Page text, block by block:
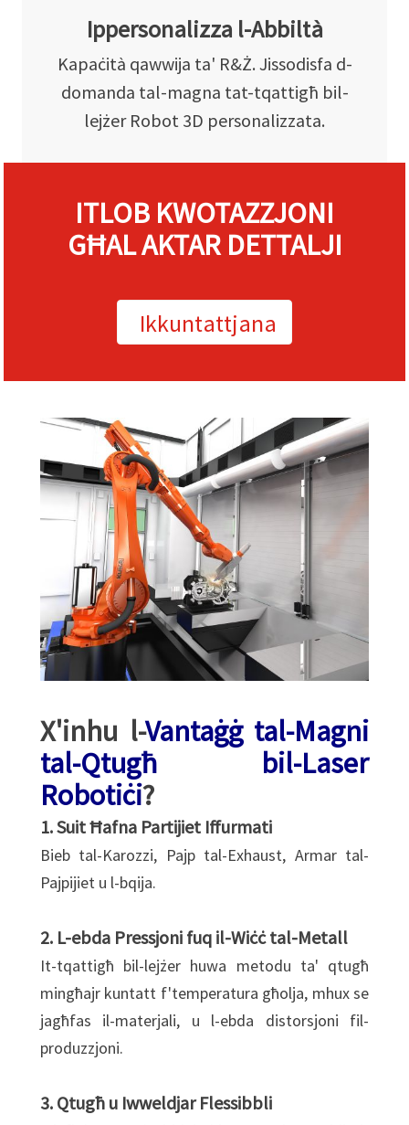
Ippersonalizza l-Abbiltà
Kapaċità qawwija ta' R&Ż. Jissodisfa d-
domanda tal-magna tat-tqattigħ bil-
lejżer Robot 3D personalizzata.
ITLOB KWOTAZZJONI
GĦAL AKTAR DETTALJI
Ikkuntattjana
X'inhu l-Vantaġġ tal-Magni
tal-Qtugħ bil-Laser
Robotiċi?
1. Suit Ħafna Partijiet Iffurmati
Bieb tal-Karozzi, Pajp tal-Exhaust, Armar tal-
Pajpijiet u l-bqija.
2. L-ebda Pressjoni fuq il-Wiċċ tal-Metall
It-tqattigħ bil-lejżer huwa metodu ta' qtugħ
mingħajr kuntatt f'temperatura għolja, mhux se
jagħfas il-materjali, u l-ebda distorsjoni fil-
produzzjoni.
3. Qtugħ u Iwweldjar Flessibbli